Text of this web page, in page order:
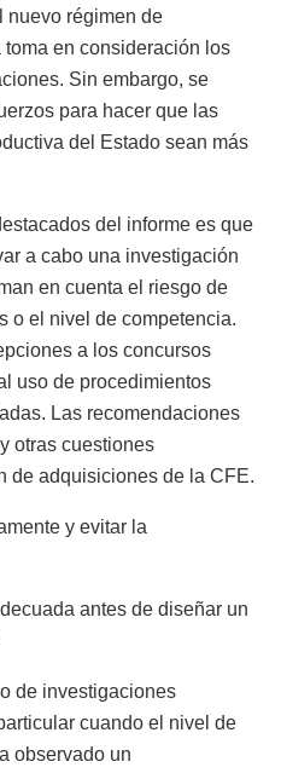
nuevo régimen de
en consideración los
Sin embargo, se
para hacer que las
del Estado sean más
del informe es que
a cabo una investigación
en cuenta el riesgo de
o el nivel de competencia.
a los concursos
uso de procedimientos
Las recomendaciones
otras cuestiones
de adquisiciones de la CFE.
y evitar la
antes de diseñar un
de investigaciones
cuando el nivel de
observado un